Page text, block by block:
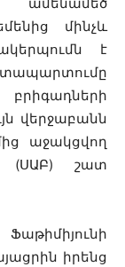
մինչև
է
վերջաբանն
աջակցվող
(ՍԱԲ) շատ
Ֆաթիմիյունի
իրենց